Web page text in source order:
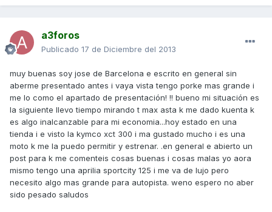
a3foros
Publicado 17 de Diciembre del 2013
muy buenas soy jose de Barcelona e escrito en general sin
aberme presentado antes i vaya vista tengo porke mas grande i
me lo como el apartado de presentación! !! bueno mi situación es
la siguiente llevo tiempo mirando t max asta k me dado kuenta k
es algo inalcanzable para mi economia...hoy estado en una
tienda i e visto la kymco xct 300 i ma gustado mucho i es una
moto k me la puedo permitir y estrenar. .en general e abierto un
post para k me comenteis cosas buenas i cosas malas yo aora
mismo tengo una aprilia sportcity 125 i me va de lujo pero
necesito algo mas grande para autopista. weno espero no aber
sido pesado saludos